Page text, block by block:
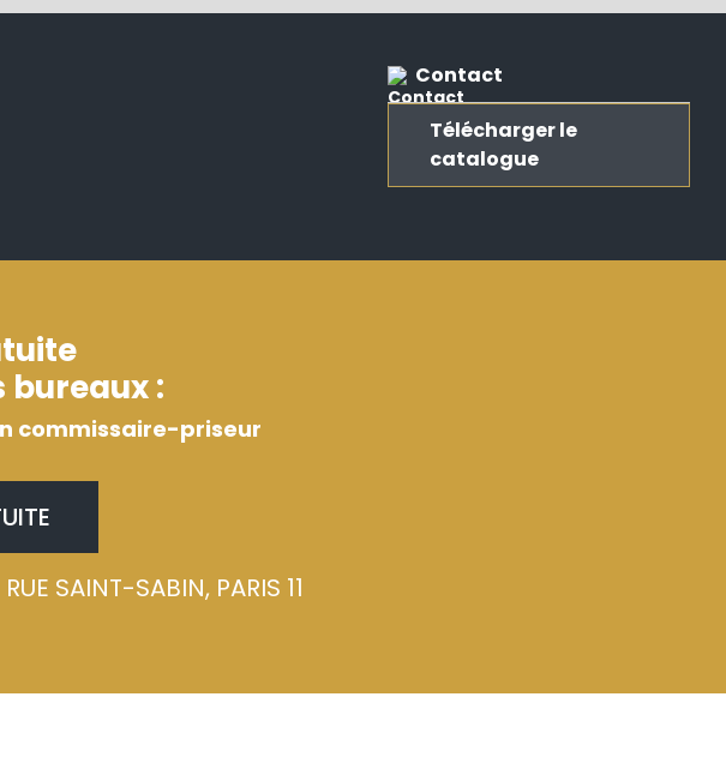
Contact
Télécharger le
catalogue
bureaux :
commissaire-priseur
SAINT-SABIN, PARIS 11